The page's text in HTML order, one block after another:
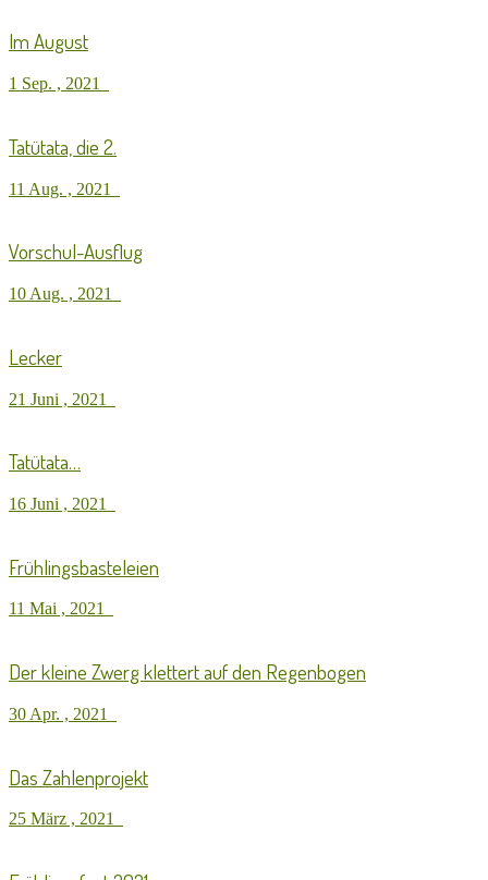
Im August
1 Sep. , 2021
Tatütata, die 2.
11 Aug. , 2021
Vorschul-Ausflug
10 Aug. , 2021
Lecker
21 Juni , 2021
Tatütata…
16 Juni , 2021
Frühlingsbasteleien
11 Mai , 2021
Der kleine Zwerg klettert auf den Regenbogen
30 Apr. , 2021
Das Zahlenprojekt
25 März , 2021